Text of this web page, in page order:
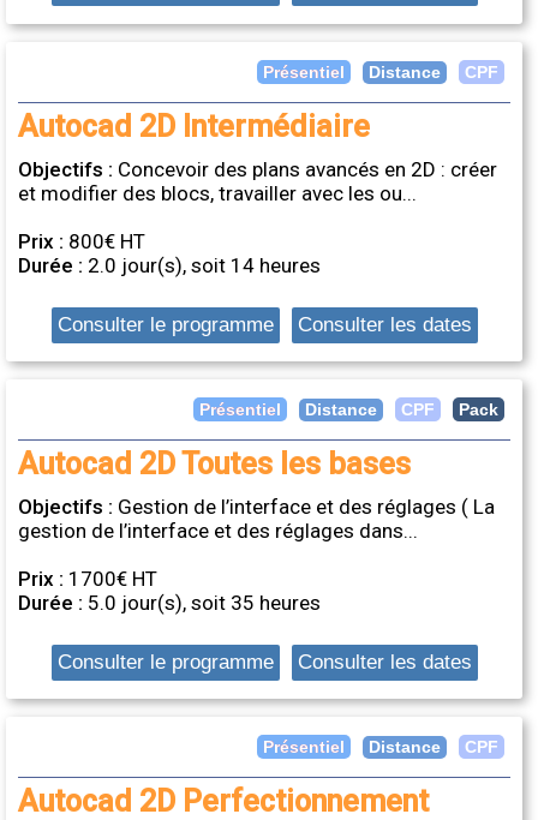
Présentiel Distance CPF
Autocad 2D Intermédiaire
Objectifs : Concevoir des plans avancés en 2D : créer
et modifier des blocs, travailler avec les ou...
Prix : 800€ HT
Durée : 2.0 jour(s), soit 14 heures
Consulter le programme Consulter les dates
Présentiel Distance CPF Pack
Autocad 2D Toutes les bases
Objectifs : Gestion de l’interface et des réglages ( La
gestion de l’interface et des réglages dans...
Prix : 1700€ HT
Durée : 5.0 jour(s), soit 35 heures
Consulter le programme Consulter les dates
Présentiel Distance CPF
Autocad 2D Perfectionnement